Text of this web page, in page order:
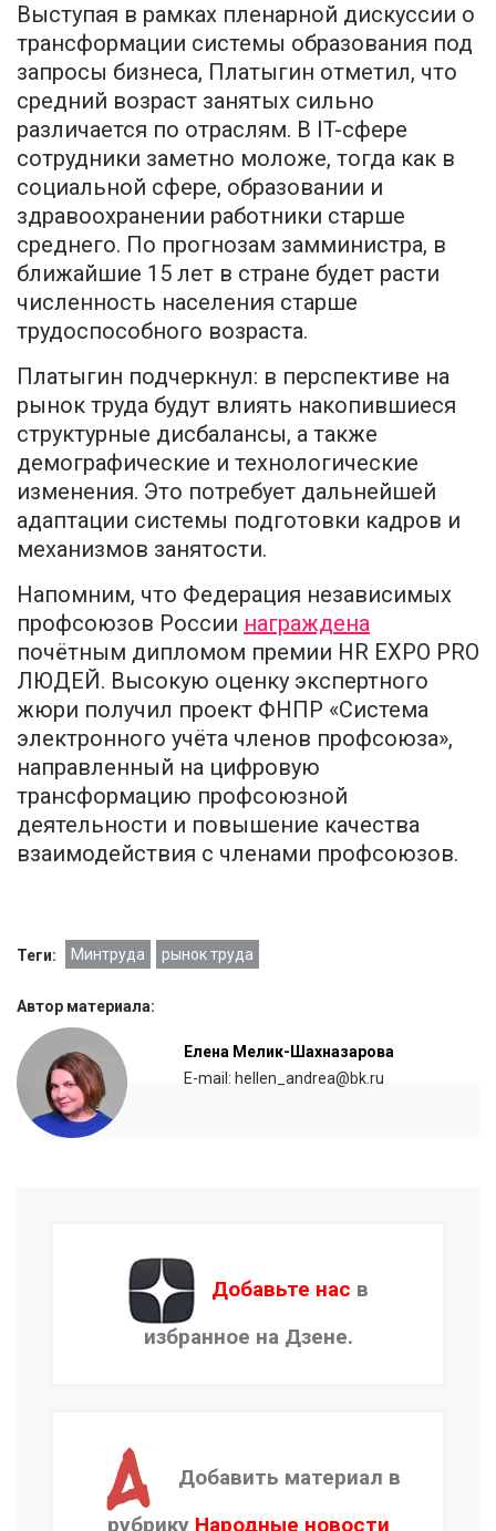
Выступая в рамках пленарной дискуссии о
трансформации системы образования под
запросы бизнеса, Платыгин отметил, что
средний возраст занятых сильно
различается по отраслям. В IT-сфере
сотрудники заметно моложе, тогда как в
социальной сфере, образовании и
здравоохранении работники старше
среднего. По прогнозам замминистра, в
ближайшие 15 лет в стране будет расти
численность населения старше
трудоспособного возраста.
Платыгин подчеркнул: в перспективе на
рынок труда будут влиять накопившиеся
структурные дисбалансы, а также
демографические и технологические
изменения. Это потребует дальнейшей
адаптации системы подготовки кадров и
механизмов занятости.
Напомним, что Федерация независимых
профсоюзов России награждена
почётным дипломом премии HR EXPO PRO
ЛЮДЕЙ. Высокую оценку экспертного
жюри получил проект ФНПР «Система
электронного учёта членов профсоюза»,
направленный на цифровую
трансформацию профсоюзной
деятельности и повышение качества
взаимодействия с членами профсоюзов.
Теги: Минтруда рынок труда
Автор материала:
Елена Мелик-Шахназарова
E-mail: hellen_andrea@bk.ru
Добавьте нас в
избранное на Дзене.
Добавить материал в
рубрику Народные новости